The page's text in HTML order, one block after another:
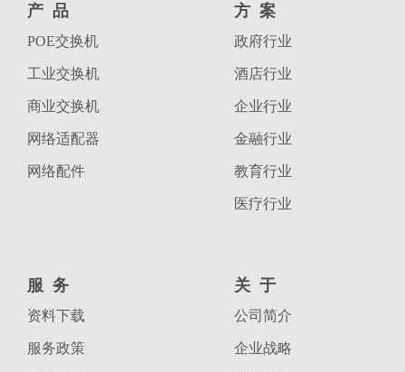
产品
POE交换机
工业交换机
商业交换机
网络适配器
网络配件
方案
政府行业
酒店行业
企业行业
金融行业
教育行业
医疗行业
服务
资料下载
服务政策
关于
公司简介
企业战略